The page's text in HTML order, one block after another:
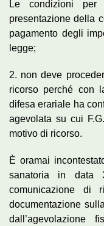
Le condizioni per
presentazione della
pagamento degli
legge;
2. non deve
ricorso perché con
difesa erariale ha
agevolata su cui
motivo di ricorso.
È oramai
sanatoria in data
comunicazione di
documentazione
dall’agevolazione